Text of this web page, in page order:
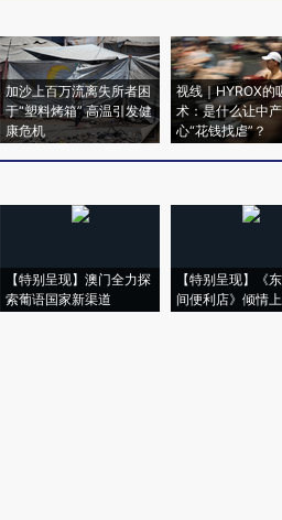
加沙上百万流离失所者困
于“塑料烤箱” 高温引发健
康危机
视线｜HYROX的
术：是什么让中
心“花钱找虐”？
【特别呈现】澳门全力探
索葡语国家新渠道
【特别呈现】《
间便利店》倾情